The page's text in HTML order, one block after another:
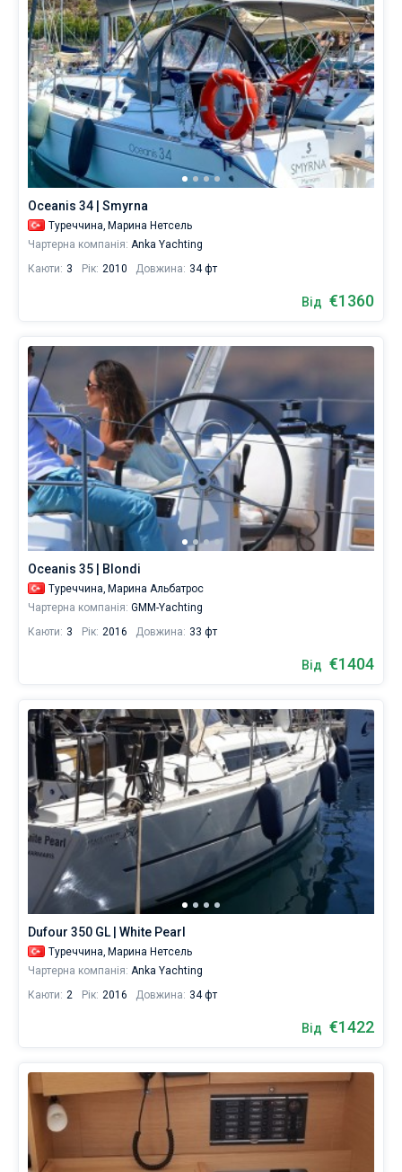
Oceanis 34 | Smyrna
Туреччина, Марина Нетсель
Чартерна компанія: Anka Yachting
Каюти: 3 Рік: 2010 Довжина: 34 фт
Від €1360
Oceanis 35 | Blondi
Туреччина, Марина Альбатрос
Чартерна компанія: GMM-Yachting
Каюти: 3 Рік: 2016 Довжина: 33 фт
Від €1404
Dufour 350 GL | White Pearl
Туреччина, Марина Нетсель
Чартерна компанія: Anka Yachting
Каюти: 2 Рік: 2016 Довжина: 34 фт
Від €1422